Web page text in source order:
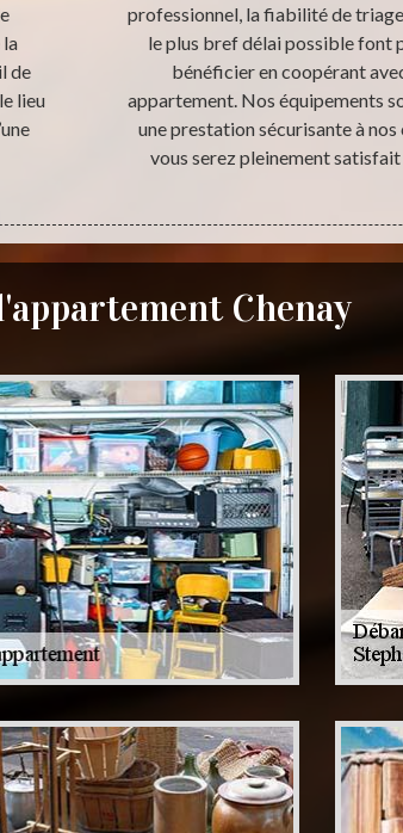
la
de
lieu
professionnel, la fiabilité de
le plus bref délai possible font
bénéficier en coopérant
appartement. Nos équipements
une prestation sécurisante à
vous serez pleinement
Chenay